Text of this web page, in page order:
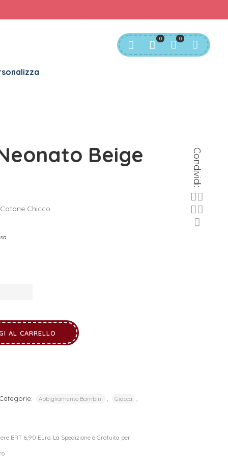
0
0
Condividi:
Beige
Chicco.
AL CARRELLO
Abbigliamento Bambini Giacca
BRT 6,90 Euro. La Spedizione è Gratuita per